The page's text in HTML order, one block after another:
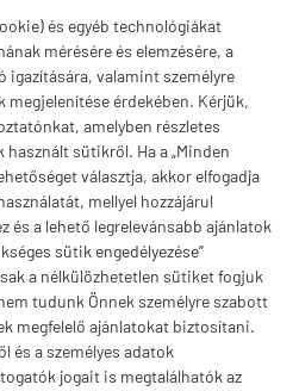
és egyéb technológiákat
mérésére és elemzésére, a
igazítására, valamint személyre
érdekében. Kérjük,
amelyben részletes
sütikről. Ha a „Minden
választja, akkor elfogadja
mellyel hozzájárul
és a lehető legrelevánsabb ajánlatok
sütik engedélyezése”
a nélkülözhetetlen sütiket fogjuk
tudunk Önnek személyre szabott
megfelelő ajánlatokat biztosítani.
és a személyes adatok
jogait is megtalálhatók az